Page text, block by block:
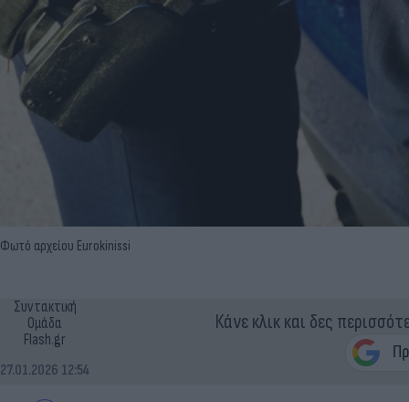
Φωτό αρχείου Eurokinissi
Συντακτική
Ομάδα
Flash.gr
27.01.2026 12:54
Κάνε κλικ και δες